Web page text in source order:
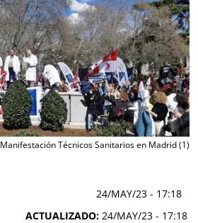
Manifestación Técnicos Sanitarios en Madrid (1)
24/MAY/23 - 17:18
ACTUALIZADO: 24/MAY/23 - 17:18